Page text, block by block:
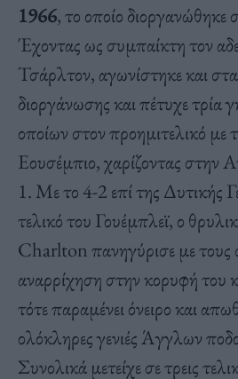
1966, το οποίο
Έχοντας ως συμπαίκτη τον
Τσάρλτον, αγωνίστηκε και στα
διοργάνωσης και πέτυχε τρία
οποίων στον προημιτελικό
Εουσέμπιο, χαρίζοντας στην
1. Με το 4-2 επί της Δυτικής
τελικό του Γουέμπλεϊ, ο
Charlton πανηγύρισε με τους
αναρρίχηση στην κορυφή του
τότε παραμένει όνειρο και
ολόκληρες γενιές Άγγλων
Συνολικά μετείχε σε τρεις